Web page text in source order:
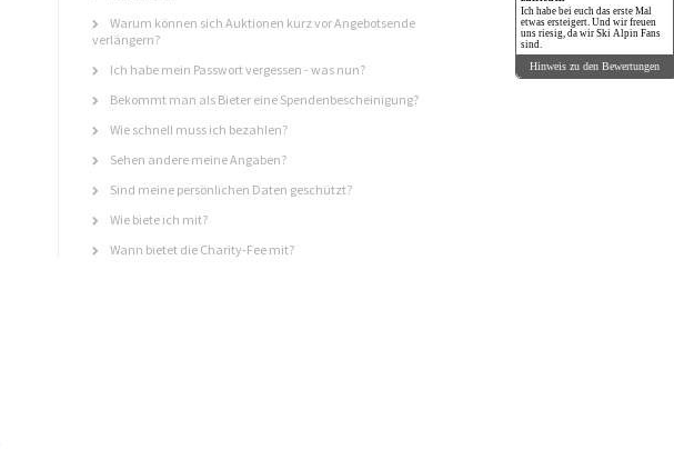
Warum können sich Auktionen kurz vor Angebotsende
verlängern?
Ich habe mein Passwort vergessen - was nun?
Bekommt man als Bieter eine Spendenbescheinigung?
Wie schnell muss ich bezahlen?
Sehen andere meine Angaben?
Sind meine persönlichen Daten geschützt?
Wie biete ich mit?
Wann bietet die Charity-Fee mit?
Ich habe bei euch das erste Mal
etwas ersteigert. Und wir freuen
uns riesig, da wir Ski Alpin Fans
sind.
Hinweis zu den Bewertungen